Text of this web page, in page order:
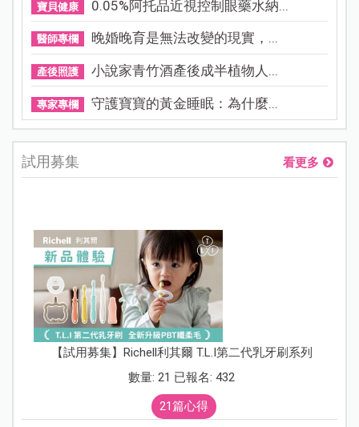
寶貝健康 0.05%阿托品近視控制眼藥水納...
醫師專欄 晚婚晚育是無法改變的現實，...
產後照護 小說家青竹酒產後成半植物人...
專家專欄 守護寶寶的黃金睡眠：為什麼...
試用募集 看更多
【試用募集】Richell利其爾 T.L.I第二代乳牙刷系列
數量: 21 已報名: 432
21篇心得